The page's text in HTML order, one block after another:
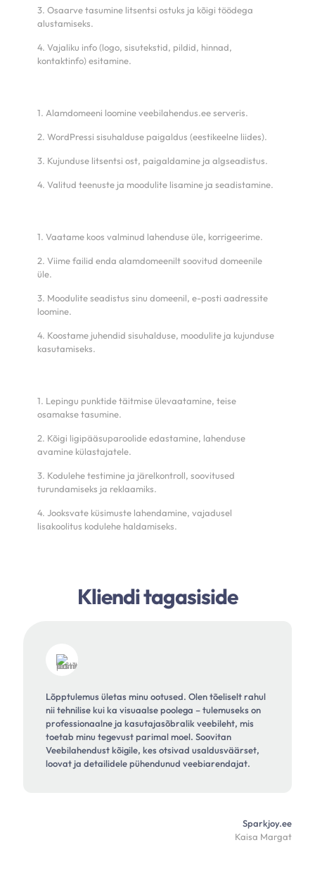
3. Osaarve tasumine litsentsi ostuks ja kõigi töödega
alustamiseks.
4. Vajaliku info (logo, sisutekstid, pildid, hinnad,
kontaktinfo) esitamine.
1. Alamdomeeni loomine veebilahendus.ee serveris.
2. WordPressi sisuhalduse paigaldus (eestikeelne liides).
3. Kujunduse litsentsi ost, paigaldamine ja algseadistus.
4. Valitud teenuste ja moodulite lisamine ja seadistamine.
1. Vaatame koos valminud lahenduse üle, korrigeerime.
2. Viime failid enda alamdomeenilt soovitud domeenile
üle.
3. Moodulite seadistus sinu domeenil, e-posti aadressite
loomine.
4. Koostame juhendid sisuhalduse, moodulite ja kujunduse
kasutamiseks.
1. Lepingu punktide täitmise ülevaatamine, teise
osamakse tasumine.
2. Kõigi ligipääsuparoolide edastamine, lahenduse
avamine külastajatele.
3. Kodulehe testimine ja järelkontroll, soovitused
turundamiseks ja reklaamiks.
4. Jooksvate küsimuste lahendamine, vajadusel
lisakoolitus kodulehe haldamiseks.
Kliendi tagasiside
Lõpptulemus ületas minu ootused. Olen tõeliselt rahul
nii tehnilise kui ka visuaalse poolega – tulemuseks on
professionaalne ja kasutajasõbralik veebileht, mis
toetab minu tegevust parimal moel. Soovitan
Veebilahendust kõigile, kes otsivad usaldusväärset,
loovat ja detailidele pühendunud veebiarendajat.
Sparkjoy.ee
Kaisa Margat